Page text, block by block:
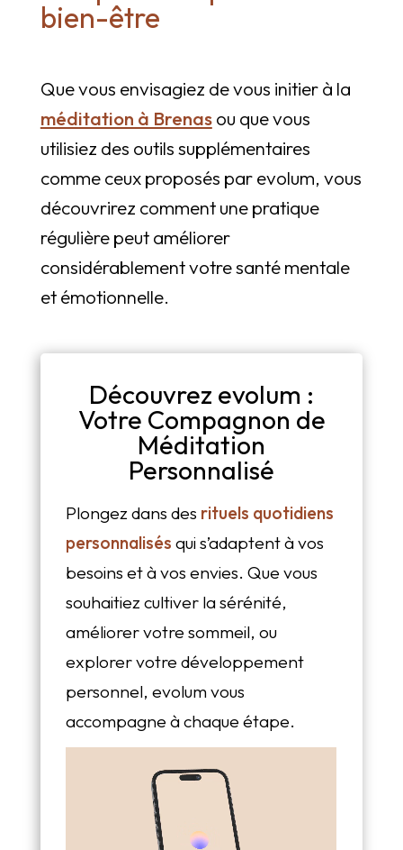
bien-être
Que vous envisagiez de vous initier à la
méditation à Brenasou que vous
utilisiez des outils supplémentaires
comme ceux proposés par evolum, vous
découvrirez comment une pratique
régulière peut améliorer
considérablement votre santé mentale
et émotionnelle.
Découvrez evolum :
Votre Compagnon de
Méditation
Personnalisé
Plongez dans des rituels quotidiens
personnalisés qui s’adaptent à vos
besoins et à vos envies. Que vous
souhaitiez cultiver la sérénité,
améliorer votre sommeil, ou
explorer votre développement
personnel, evolum vous
accompagne à chaque étape.